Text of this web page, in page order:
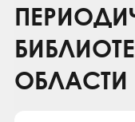
ОБЛАСТИ